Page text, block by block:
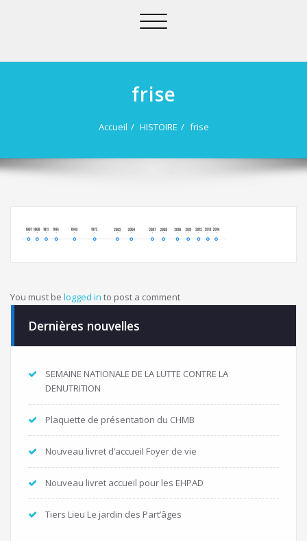
Afficher/masquer
frise
Accueil HISTOIRE frise
You must be logged in to post a comment
Dernières nouvelles
SEMAINE NATIONALE DE LA LUTTE CONTRE LA
DENUTRITION
Plaquette de présentation du CHMB
Nouveau livret d’accueil Foyer de vie
Nouveau livret accueil pour les EHPAD
Tiers Lieu Le jardin des Part’âges